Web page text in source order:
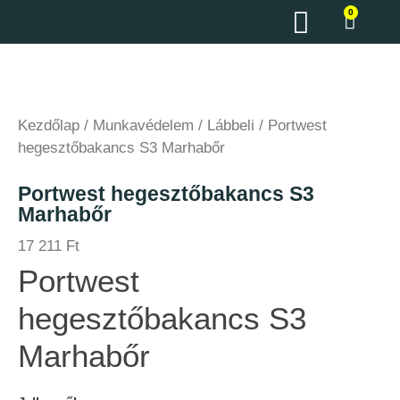
0
Kezdőlap / Munkavédelem / Lábbeli / Portwest
hegesztőbakancs S3 Marhabőr
Portwest hegesztőbakancs S3
Marhabőr
17 211 Ft
Portwest
hegesztőbakancs S3
Marhabőr